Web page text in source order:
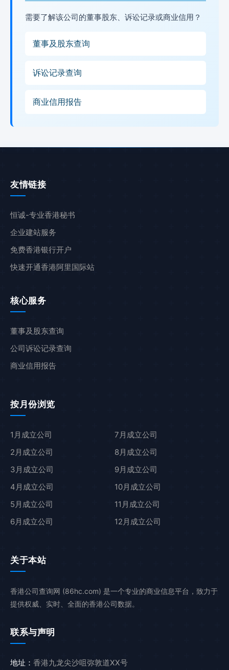
需要了解该公司的董事股东、诉讼记录或商业信用？
董事及股东查询
诉讼记录查询
商业信用报告
友情链接
恒诚-专业香港秘书
企业建站服务
免费香港银行开户
快速开通香港阿里国际站
核心服务
董事及股东查询
公司诉讼记录查询
商业信用报告
按月份浏览
1月成立公司
2月成立公司
3月成立公司
4月成立公司
5月成立公司
6月成立公司
7月成立公司
8月成立公司
9月成立公司
10月成立公司
11月成立公司
12月成立公司
关于本站
香港公司查询网 (86hc.com) 是一个专业的商业信息平台，致力于
提供权威、实时、全面的香港公司数据。
联系与声明
地址： 香港九龙尖沙咀弥敦道XX号